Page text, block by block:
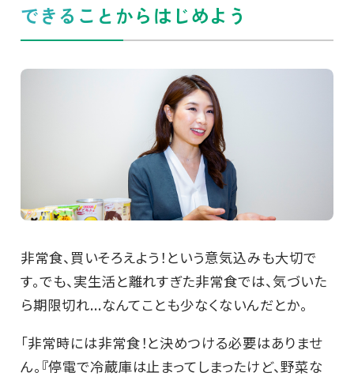
できることからはじめよう
非常食、買いそろえよう！という意気込みも大切で
す。でも、実生活と離れすぎた非常食では、気づいた
ら期限切れ...なんてことも少なくないんだとか。
「非常時には非常食！と決めつける必要はありませ
ん。『停電で冷蔵庫は止まってしまったけど、野菜な